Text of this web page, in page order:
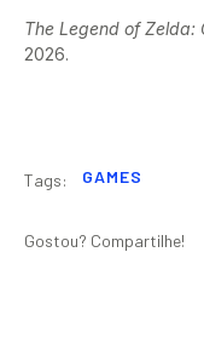
The Legend of Zelda:
2026.
Tags: GAMES
Gostou? Compartilhe!